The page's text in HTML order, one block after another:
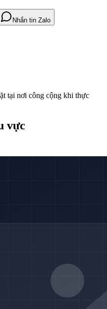
Nhắn tin Zalo
tại nơi công cộng khi thực
vực